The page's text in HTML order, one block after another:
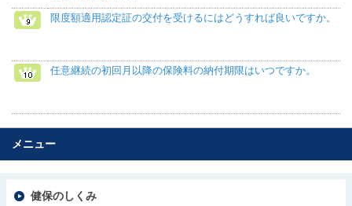
限度額適用認定証の交付を受けるにはどうすれば良いですか。
任意継続の初回月以降の保険料の納付期限はいつですか。
メニュー
健保のしくみ